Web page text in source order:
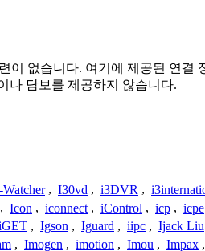
이 없습니다. 여기에 제공된 연
나 담보를 제공하지 않습니다.
Watcher , I30vd , i3DVR ,
, Icon , iconnect , iControl , icp , icpe
, Igson , Iguard , iipc , Ijack Liu
, Imogen , imotion , Imou , Impax ,